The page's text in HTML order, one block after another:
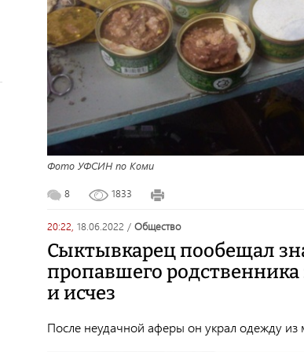
Фото УФСИН по Коми
8 1833
20:22, 18.06.2022 / общество
Сыктывкарец пообещал
пропавшего родственника
и исчез
После неудачной аферы он украл одежду из